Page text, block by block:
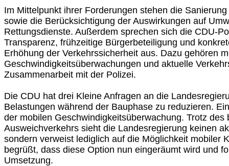
Im Mittelpunkt ihrer Forderungen stehen die
sowie die Berücksichtigung der Auswirkungen auf
Rettungsdienste. Außerdem sprechen sich die CDU-
Transparenz, frühzeitige Bürgerbeteiligung und
Erhöhung der Verkehrssicherheit aus. Dazu gehören
Geschwindigkeitsüberwachungen und aktuelle
Zusammenarbeit mit der Polizei.
Die CDU hat drei Kleine Anfragen an die
Belastungen während der Bauphase zu reduzieren.
der mobilen Geschwindigkeitsüberwachung. Trotz des
Ausweichverkehrs sieht die Landesregierung keinen
sondern verweist lediglich auf die Möglichkeit mobiler
begrüßt, dass diese Option nun eingeräumt wird und
Umsetzung.